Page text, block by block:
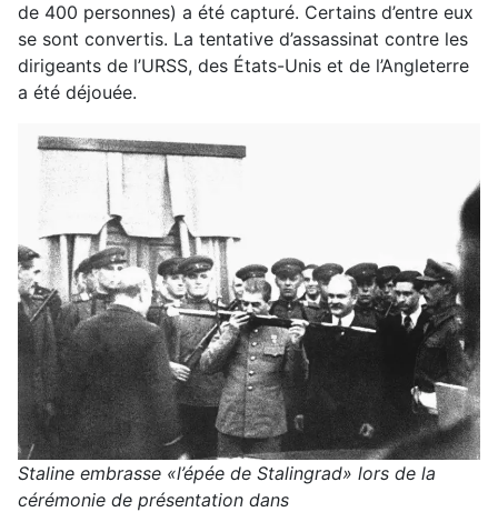
de 400 personnes) a été capturé. Certains d’entre eux
se sont convertis. La tentative d’assassinat contre les
dirigeants de l’URSS, des États-Unis et de l’Angleterre
a été déjouée.
Staline embrasse «l’épée de Stalingrad» lors de la
cérémonie de présentation dans